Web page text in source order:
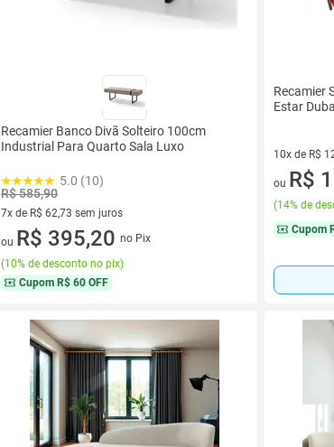
Recamier Banco Divã Solteiro 100cm
Industrial Para Quarto Sala Luxo
5.0 (10)
R$ 585,90
7x de R$ 62,73 sem juros
7 vez de R$ 62,73 sem juros
ou R$ 395,20 no Pix
(10% de desconto no pix)
Cupom R$ 60 OFF
Recamier
Estar
10x de R$
10 vez de
ou R$
(14% de
Cupom